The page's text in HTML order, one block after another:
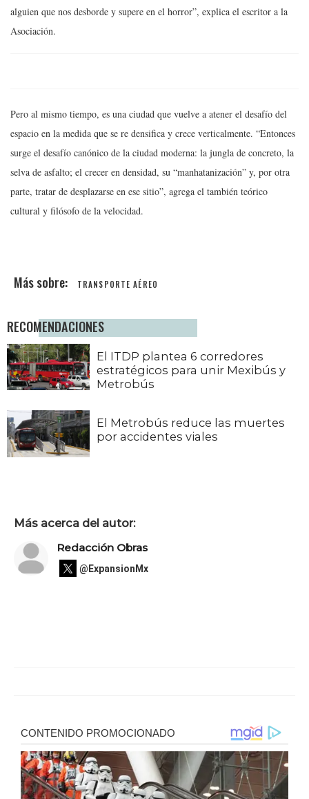
alguien que nos desborde y supere en el horror”, explica el escritor a la
Asociación.
Pero al mismo tiempo, es una ciudad que vuelve a atener el desafío del
espacio en la medida que se re densifica y crece verticalmente. “Entonces
surge el desafío canónico de la ciudad moderna: la jungla de concreto, la
selva de asfalto; el crecer en densidad, su “manhatanización” y, por otra
parte, tratar de desplazarse en ese sitio”, agrega el también teórico
cultural y filósofo de la velocidad.
TRANSPORTE AÉREO
RECOMENDACIONES
El ITDP plantea 6 corredores
estratégicos para unir Mexibús y
Metrobús
El Metrobús reduce las muertes
por accidentes viales
Más acerca del autor:
Redacción Obras
@ExpansionMx